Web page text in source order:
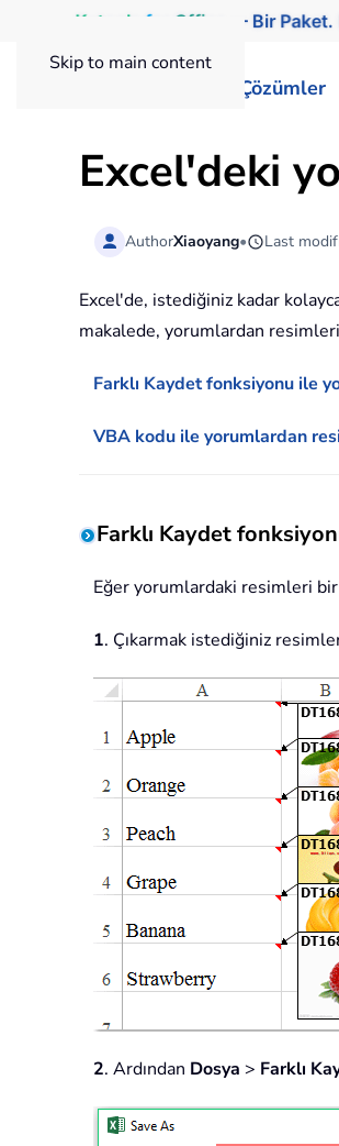
Skip to main content
Kutools for Office — Bir
Çözümler
Excel'deki
AuthorXiaoyang• Last
Excel'de, istediğiniz kadar
makalede, yorumlardan resimleri
Farklı Kaydet fonksiyonu ile
VBA kodu ile yorumlardan
Farklı Kaydet
Eğer yorumlardaki resimleri bir
1. Çıkarmak istediğiniz
2. Ardından Dosya > Farklı